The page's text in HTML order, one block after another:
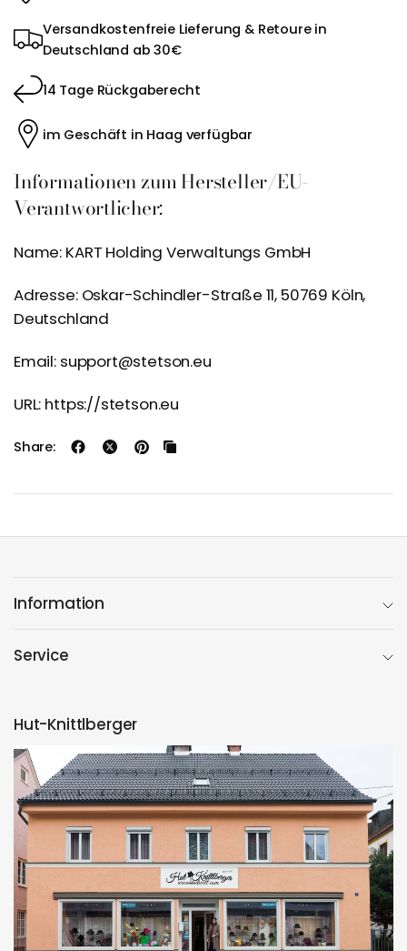
Versandkostenfreie Lieferung & Retoure in
Deutschland ab 30€
14 Tage Rückgaberecht
im Geschäft in Haag verfügbar
Informationen zum Hersteller/EU-
Verantwortlicher:
Name: KART Holding Verwaltungs GmbH
Adresse: Oskar-Schindler-Straße 11, 50769 Köln,
Deutschland
Email: support@stetson.eu
URL: https://stetson.eu
Share:
Information
Service
Hut-Knittlberger